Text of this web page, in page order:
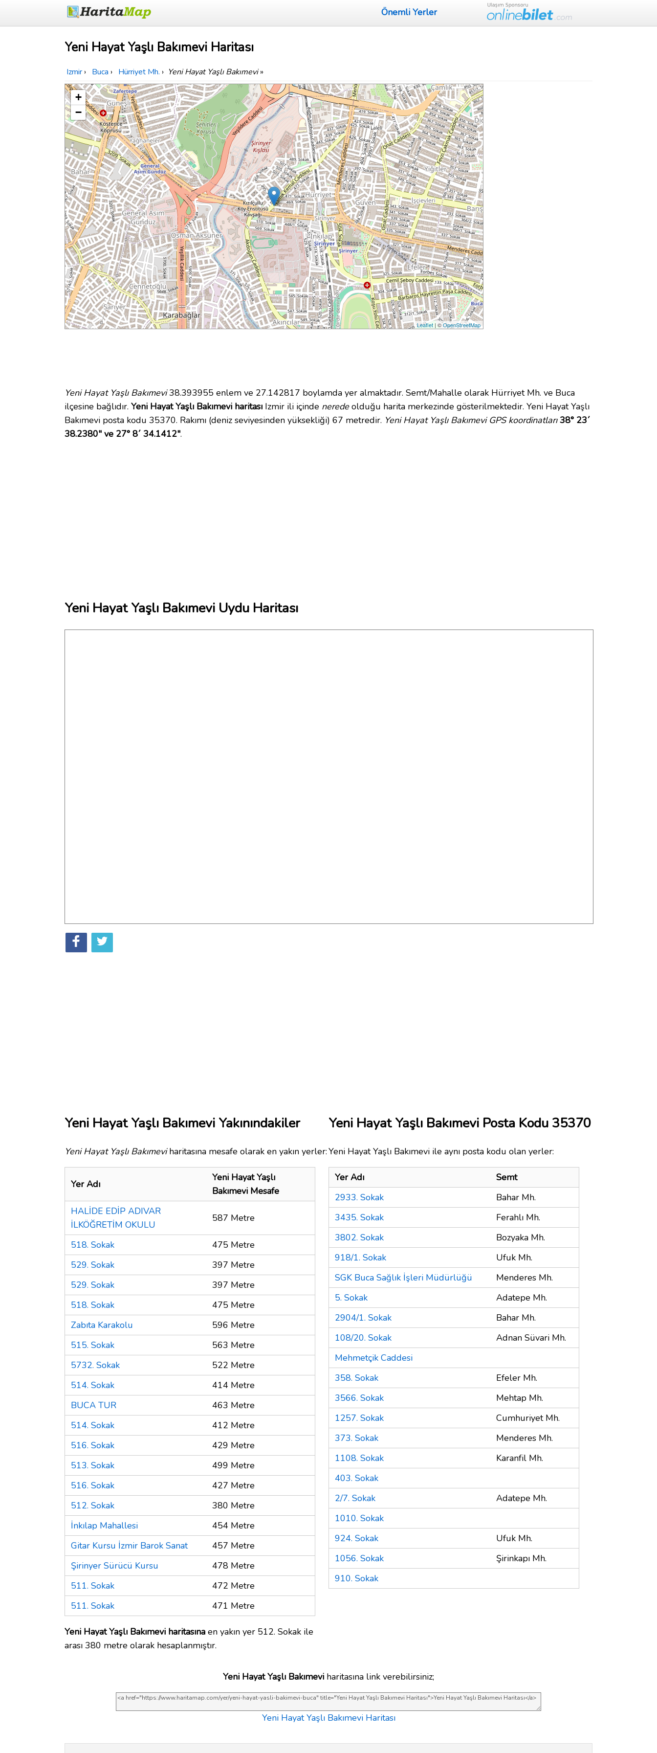
Önemli Yerler
Yeni Hayat Yaşlı Bakımevi Haritası
Izmir › Buca › Hürriyet Mh. › Yeni Hayat Yaşlı Bakımevi»
+
−
Leaflet | ©OpenStreetMap
Yeni Hayat Yaşlı Bakımevi38.393955 enlem ve 27.142817 boylamda yer almaktadır. Semt/Mahalle olarak Hürriyet Mh. ve Buca
ilçesine bağlıdır. Yeni Hayat Yaşlı Bakımevi haritası Izmir ili içinde neredeolduğu harita merkezinde gösterilmektedir. Yeni Hayat Yaşlı
Bakımevi posta kodu 35370. Rakımı (deniz seviyesinden yüksekliği) 67 metredir. Yeni Hayat Yaşlı Bakımevi GPS koordinatları 38° 23´
38.2380" ve 27° 8´ 34.1412".
Yeni Hayat Yaşlı Bakımevi Uydu Haritası
Yeni Hayat Yaşlı Bakımevi Yakınındakiler
Yeni Hayat Yaşlı Bakımeviharitasına mesafe olarak en yakın yerler:
Yer Adı
Yeni Hayat Yaşlı
Bakımevi Mesafe
HALİDE EDİP ADIVAR
İLKÖĞRETİM OKULU
587 Metre
518. Sokak
475 Metre
529. Sokak
397 Metre
529. Sokak
397 Metre
518. Sokak
475 Metre
Zabıta Karakolu
596 Metre
515. Sokak
563 Metre
5732. Sokak
522 Metre
514. Sokak
414 Metre
BUCA TUR
463 Metre
514. Sokak
412 Metre
516. Sokak
429 Metre
513. Sokak
499 Metre
516. Sokak
427 Metre
512. Sokak
380 Metre
İnkılap Mahallesi
454 Metre
Gitar Kursu İzmir Barok Sanat
457 Metre
Şirinyer Sürücü Kursu
478 Metre
511. Sokak
472 Metre
511. Sokak
471 Metre
Yeni Hayat Yaşlı Bakımevi haritasına en yakın yer 512. Sokak ile
arası 380 metre olarak hesaplanmıştır.
Yeni Hayat Yaşlı Bakımevi Posta Kodu 35370
Yeni Hayat Yaşlı Bakımevi ile aynı posta kodu olan yerler:
Yer Adı
Semt
2933. Sokak
Bahar Mh.
3435. Sokak
Ferahlı Mh.
3802. Sokak
Bozyaka Mh.
918/1. Sokak
Ufuk Mh.
SGK Buca Sağlık İşleri Müdürlüğü
Menderes Mh.
5. Sokak
Adatepe Mh.
2904/1. Sokak
Bahar Mh.
108/20. Sokak
Adnan Süvari Mh.
Mehmetçik Caddesi
358. Sokak
Efeler Mh.
3566. Sokak
Mehtap Mh.
1257. Sokak
Cumhuriyet Mh.
373. Sokak
Menderes Mh.
1108. Sokak
Karanfil Mh.
403. Sokak
2/7. Sokak
Adatepe Mh.
1010. Sokak
924. Sokak
Ufuk Mh.
1056. Sokak
Şirinkapı Mh.
910. Sokak
Yeni Hayat Yaşlı Bakımevi haritasına link verebilirsiniz;
Yeni Hayat Yaşlı Bakımevi Haritası